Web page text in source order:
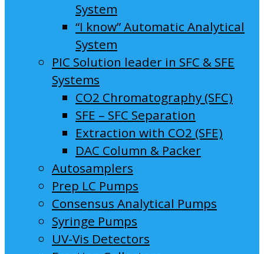
System
“I know” Automatic Analytical
System
PIC Solution leader in SFC & SFE
Systems
CO2 Chromatography (SFC)
SFE – SFC Separation
Extraction with CO2 (SFE)
DAC Column & Packer
Autosamplers
Prep LC Pumps
Consensus Analytical Pumps
Syringe Pumps
UV-Vis Detectors